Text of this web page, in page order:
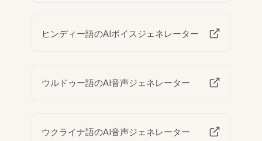
ヒンディー語のAIボイスジェネレーター
ウルドゥー語のAI音声ジェネレーター
ウクライナ語のAI音声ジェネレーター